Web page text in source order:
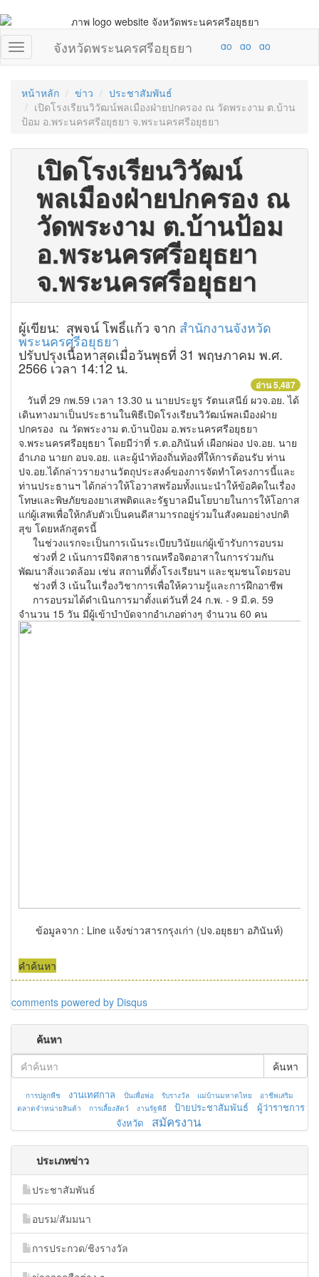
จังหวัดพระนครศรีอยุธยา
หน้าหลัก ข่าว
ประชาสัมพันธ์
เปิดโรงเรียนวิวัฒน์พลเมืองฝ่ายปกครอง ณ วัดพระงาม ต.บ้าน
ป้อม อ.พระนครศรีอยุธยา จ.พระนครศรีอยุธยา
เปิดโรงเรียนวิวัฒน์
พลเมืองฝ่ายปกครอง ณ
วัดพระงาม ต.บ้านป้อม
อ.พระนครศรีอยุธยา
จ.พระนครศรีอยุธยา
ผู้เขียน: สุพจน์ โพธิ์แก้ว จาก สำนักงานจังหวัด
พระนครศรีอยุธยา
ปรับปรุงเนื้อหาสุดเมื่อวันพุธที่ 31 พฤษภาคม พ.ศ.
2566 เวลา 14:12 น.
อ่าน 5,487
วันที่ 29 กพ.59 เวลา 13.30 น นายประยูร รัตนเสนีย์ ผวจ.อย. ได้
เดินทางมาเป็นประธานในพิธีเปิดโรงเรียนวิวัฒน์พลเมืองฝ่าย
ปกครอง ณ วัดพระงาม ต.บ้านป้อม อ.พระนครศรีอยุธยา
จ.พระนครศรีอยุธยา โดยมีว่าที่ ร.ต.อภินันท์ เผือกผ่อง ปจ.อย. นาย
อำเภอ นายก อบจ.อย. และผู้นำท้องถิ่นท้องที่ให้การต้อนรับ ท่าน
ปจ.อย.ได้กล่าวรายงานวัตถุประสงค์ของการจัดทำโครงการนี้และ
ท่านประธานฯ ได้กล่าวให้โอวาสพร้อมทั้งแนะนำให้ข้อคิดในเรื่อง
โทษและพิษภัยของยาเสพติดและรัฐบาลมีนโยบายในการให้โอกาส
แก่ผู้เสพเพื่อให้กลับตัวเป็นคนดีสามารถอยู่ร่วมในสังคมอย่างปกติ
สุข โดยหลักสูตรนี้
ในช่วงแรกจะเป็นการเน้นระเบียบวินัยแก่ผู้เข้ารับการอบรม
ช่วงที่ 2 เน้นการมีจิตสาธารณหรือจิตอาสาในการร่วมกัน
พัฒนาสิ่งแวดล้อม เช่น สถานที่ตั้งโรงเรียนฯ และชุมชนโดยรอบ
ช่วงที่ 3 เน้นในเรื่องวิชาการเพื่อให้ความรู้และการฝึกอาชีพ
การอบรมได้ดำเนินการมาตั้งแต่วันที่ 24 ก.พ. - 9 มี.ค. 59
จำนวน 15 วัน มีผู้เข้าบำบัดจากอำเภอต่างๆ จำนวน 60 คน
ข้อมูลจาก : Line แจ้งข่าวสารกรุงเก่า (ปจ.อยุธยา อภินันท์)
คำค้นหา
comments powered by Disqus
ค้นหา
ค้นหา
การปลูกพืช งานเทศกาล ปั่นเพื่อพ่อ รับรางวัล แม่บ้านมหาดไทย
อาชีพเสริม
ตลาดจำหน่ายสินค้า
การเลี้ยงสัตว์ งานรัฐพิธี ป้ายประชาสัมพันธ์
ผู้ว่าราชการ
จังหวัด
สมัครงาน
ประเภทข่าว
ประชาสัมพันธ์
อบรม/สัมมนา
การประกวด/ชิงรางวัล